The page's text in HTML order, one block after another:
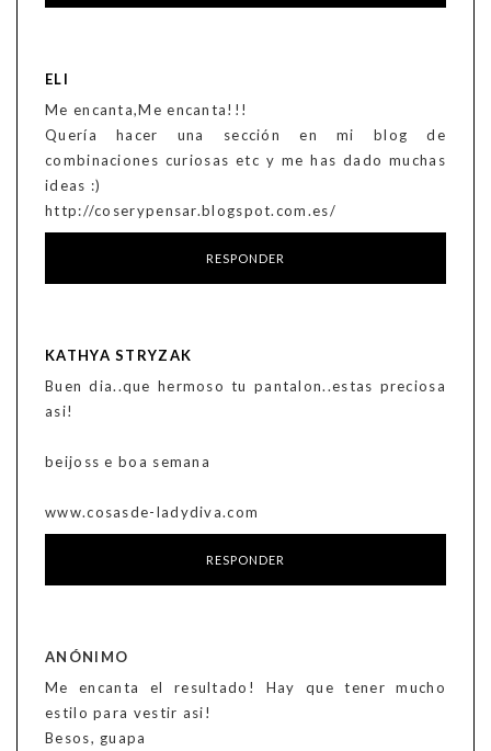
ELI
Me encanta,Me encanta!!!
Quería hacer una sección en mi blog de
combinaciones curiosas etc y me has dado muchas
ideas :)
http://coserypensar.blogspot.com.es/
RESPONDER
KATHYA STRYZAK
Buen dia..que hermoso tu pantalon..estas preciosa
asi!
beijoss e boa semana
www.cosasde-ladydiva.com
RESPONDER
ANÓNIMO
Me encanta el resultado! Hay que tener mucho
estilo para vestir asi!
Besos, guapa